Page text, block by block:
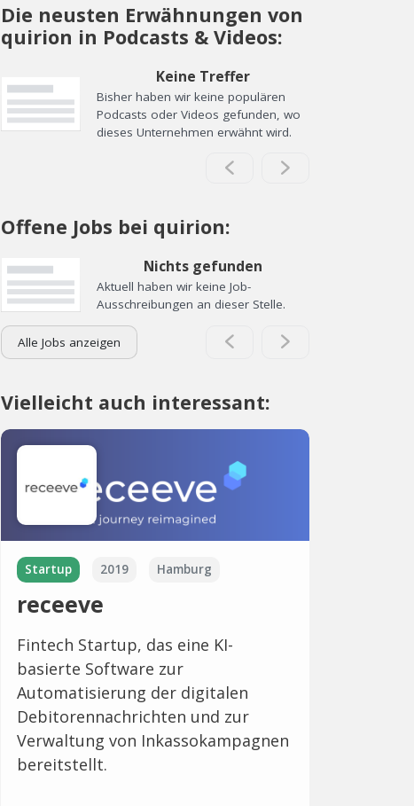
Die neusten Erwähnungen von
quirion in Podcasts & Videos:
Keine Treffer
Bisher haben wir keine populären
Podcasts oder Videos gefunden, wo
dieses Unternehmen erwähnt wird.
Offene Jobs bei quirion:
Nichts gefunden
Aktuell haben wir keine Job-
Ausschreibungen an dieser Stelle.
Alle Jobs anzeigen
Vielleicht auch interessant:
Startup 2019 Hamburg
receeve
Fintech Startup, das eine KI-
basierte Software zur
Automatisierung der digitalen
Debitorennachrichten und zur
Verwaltung von Inkassokampagnen
bereitstellt.